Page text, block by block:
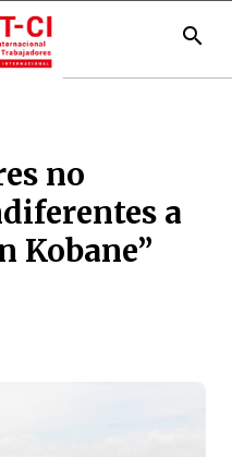
search
no
a
Kobane”